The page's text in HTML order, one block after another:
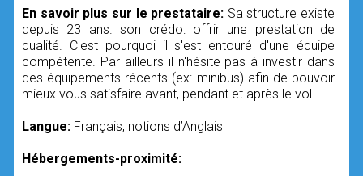
En savoir plus sur le prestataire: Sa structure existe
depuis 23 ans. son crédo: offrir une prestation de
qualité. C'est pourquoi il s'est entouré d'une équipe
compétente. Par ailleurs il n'hésite pas à investir dans
des équipements récents (ex: minibus) afin de pouvoir
mieux vous satisfaire avant, pendant et après le vol...
Langue: Français, notions d’Anglais
Hébergements-proximité: